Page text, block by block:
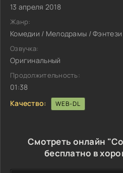
13 апреля 2018
Жанр:
Комедии / Мелодрамы / Фэнтези
Озвучка:
Оригинальный
Продолжительность:
01:38
Качество:
WEB-DL
Смотреть онлайн
бесплатно в